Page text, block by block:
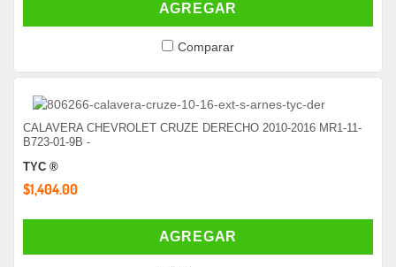
AGREGAR
Comparar
CALAVERA CHEVROLET CRUZE DERECHO 2010-2016 MR1-11-
B723-01-9B -
TYC ®
$1,404.00
AGREGAR